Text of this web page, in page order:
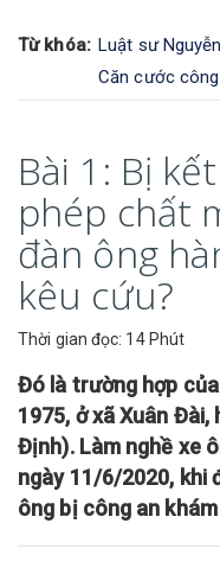
Từ khóa: Luật sư
Căn cước
Bài 1: Bị
phép chất
đàn ông
kêu cứu?
Thời gian đọc: 14 Phút
Đó là trường hợp
1975, ở xã Xuân
Định). Làm nghề xe
ngày 11/6/2020, khi
ông bị công an